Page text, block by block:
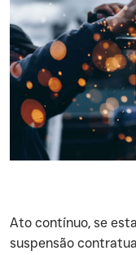
‍Ato contínuo, se
suspensão